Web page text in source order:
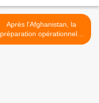
Après l’Afghanistan, la
préparation opérationnelle
ne bougera pas >